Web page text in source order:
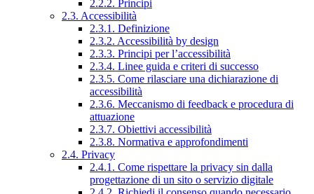
2.2.2. Principi
2.3. Accessibilità
2.3.1. Definizione
2.3.2. Accessibilità by design
2.3.3. Principi per l’accessibilità
2.3.4. Linee guida e criteri di successo
2.3.5. Come rilasciare una dichiarazione di
accessibilità
2.3.6. Meccanismo di feedback e procedura di
attuazione
2.3.7. Obiettivi accessibilità
2.3.8. Normativa e approfondimenti
2.4. Privacy
2.4.1. Come rispettare la privacy sin dalla
progettazione di un sito o servizio digitale